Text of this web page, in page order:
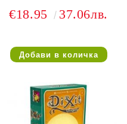
€18.95 37.06лв.